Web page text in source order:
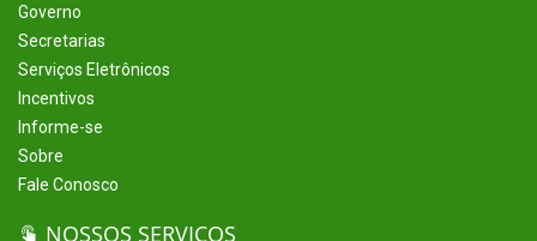
Governo
Secretarias
Serviços Eletrônicos
Incentivos
Informe-se
Sobre
Fale Conosco
NOSSOS SERVIÇOS